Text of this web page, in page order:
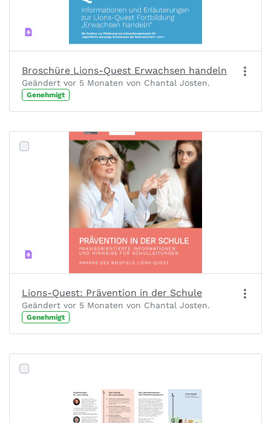
Broschüre Lions-Quest Erwachsen handeln
Geändert vor 5 Monaten von Chantal Josten.
Genehmigt
Lions-Quest: Prävention in der Schule
Geändert vor 5 Monaten von Chantal Josten.
Genehmigt